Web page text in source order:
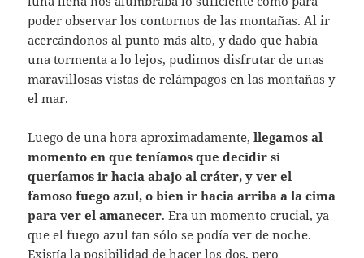
poder observar los contornos de las montañas. Al ir
acercándonos al punto más alto, y dado que había
una tormenta a lo lejos, pudimos disfrutar de unas
maravillosas vistas de relámpagos en las montañas y
el mar.
Luego de una hora aproximadamente,llegamos al
momento en que teníamos que decidir si
queríamos ir hacia abajo al cráter, y ver el
famoso fuego azul, o bien ir hacia arriba a la cima
para ver el amanecer. Era un momento crucial, ya
que el fuego azul tan sólo se podía ver de noche.
Existía la posibilidad de hacer los dos, pero